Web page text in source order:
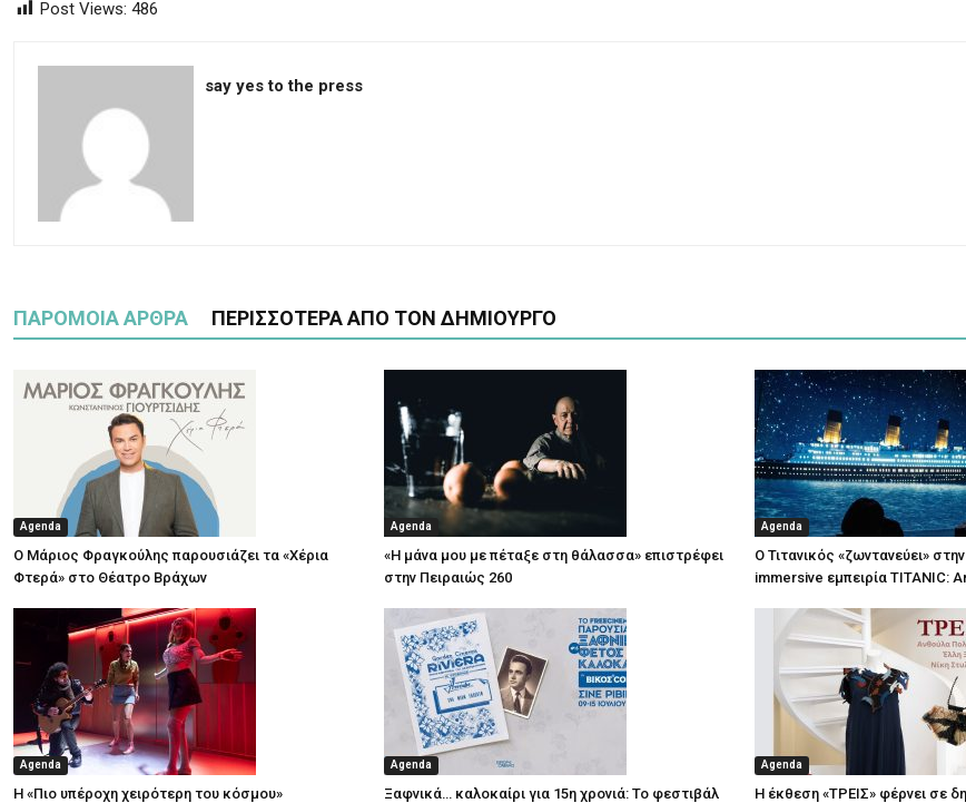
Post Views: 486
say yes to the press
ΠΑΡΟΜΟΙΑ ΑΡΘΡΑ ΠΕΡΙΣΣΟΤΕΡΑ ΑΠΟ ΤΟΝ ΔΗΜΙΟΥΡΓΟ
Agenda
Ο Μάριος Φραγκούλης παρουσιάζει τα «Χέρια
Φτερά» στο Θέατρο Βράχων
Agenda
«Η μάνα μου με πέταξε στη θάλασσα» επιστρέφει
στην Πειραιώς 260
Agenda
Ο Τιτανικός «ζωντανεύει»
immersive εμπειρία TITANIC:
Agenda
Η «Πιο υπέροχη χειρότερη του κόσμου»
Agenda
Ξαφνικά… καλοκαίρι για 15η χρονιά: Το φεστιβάλ
Agenda
Η έκθεση «ΤΡΕΙΣ» φέρνει σε